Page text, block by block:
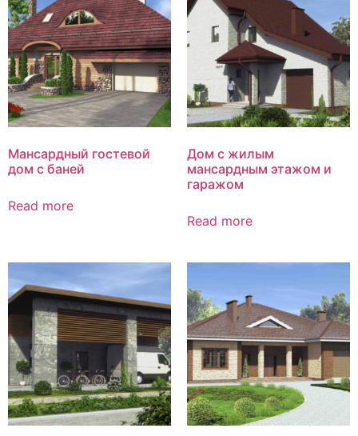
Мансардный гостевой
дом с баней
Read more
Дом с жилым
мансардным этажом и
гаражом
Read more